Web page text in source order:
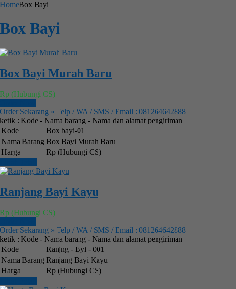
HomeBox Bayi
Box Bayi
Box Bayi Murah Baru
Rp (Hubungi CS)
Order Sekarang » Telp / WA / SMS / Email : 081264642888
ketik : Kode - Nama barang - Nama dan alamat pengiriman
Kode
Box bayi-01
Nama Barang Box Bayi Murah Baru
Harga
Rp (Hubungi CS)
Ranjang Bayi Kayu
Rp (Hubungi CS)
Order Sekarang » Telp / WA / SMS / Email : 081264642888
ketik : Kode - Nama barang - Nama dan alamat pengiriman
Kode
Ranjng - Byi - 001
Nama Barang Ranjang Bayi Kayu
Harga
Rp (Hubungi CS)